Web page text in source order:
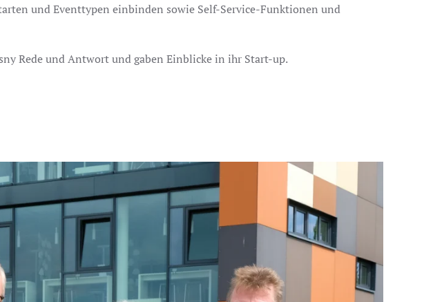
und Eventtypen einbinden sowie Self-Service-Funktionen und
Rede und Antwort und gaben Einblicke in ihr Start-up.